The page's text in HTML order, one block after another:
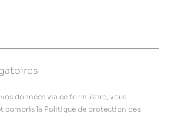
données via ce formulaire, vous
compris la Politique de protection des